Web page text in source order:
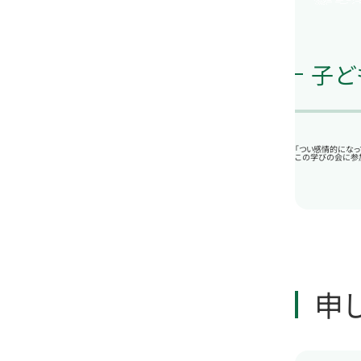
子
「つい感情的にな
この学びの会に参
申